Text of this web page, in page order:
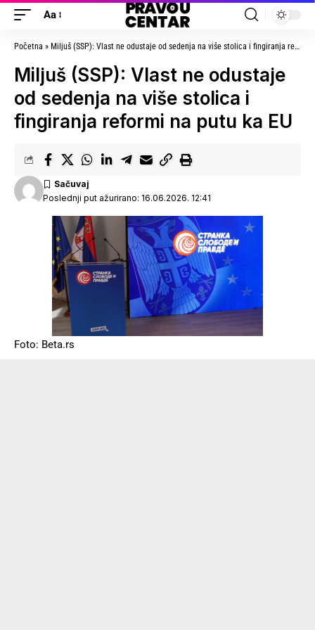
Aa
Početna » Miljuš (SSP): Vlast ne odustaje od sedenja na više stolica i fingiranja reformi na putu ka EU
Miljuš (SSP): Vlast ne odustaje
od sedenja na više stolica i
fingiranja reformi na putu ka EU
Poslednji put ažurirano: 16.06.2026. 12:41
Foto: Beta.rs